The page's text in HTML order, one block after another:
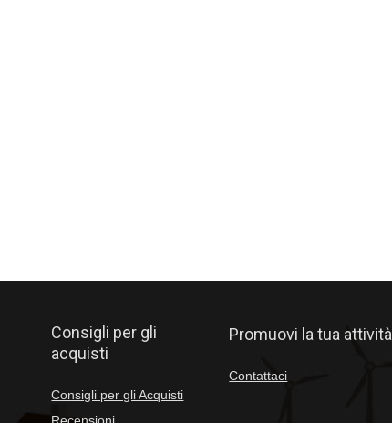
Consigli per gli
acquisti
Consigli per gli Acquisti
Recensioni
Promuovi la tua attività
Contattaci